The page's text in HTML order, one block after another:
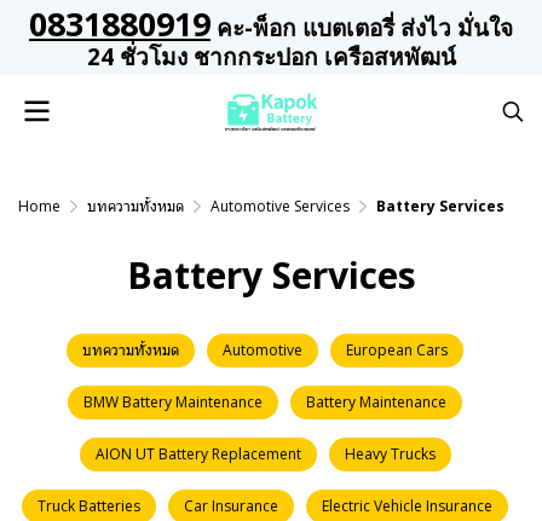
0831880919 คะ-พ็อก แบตเตอรี่ ส่งไว มั่นใจ
24 ชั่วโมง ชากกระปอก เครือสหพัฒน์
Home บทความทั้งหมด Automotive Services Battery Services
Battery Services
บทความทั้งหมด Automotive European Cars
BMW Battery Maintenance Battery Maintenance
AION UT Battery Replacement Heavy Trucks
Truck Batteries Car Insurance Electric Vehicle Insurance